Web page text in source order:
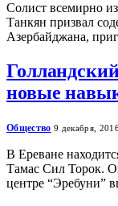
Солист всемирно
Танкян призвал
Азербайджана,
новые
Общество 9 декабря,
В Ереване
Тамас Сил Торок.
центре “Эребуни”